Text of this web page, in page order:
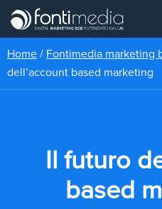
Home / Fontimedia marketing
dell’account based marketing
Il futuro
based